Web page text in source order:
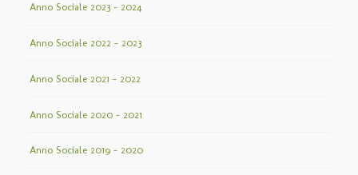
Anno Sociale 2023 – 2024
Anno Sociale 2022 – 2023
Anno Sociale 2021 – 2022
Anno Sociale 2020 – 2021
Anno Sociale 2019 – 2020